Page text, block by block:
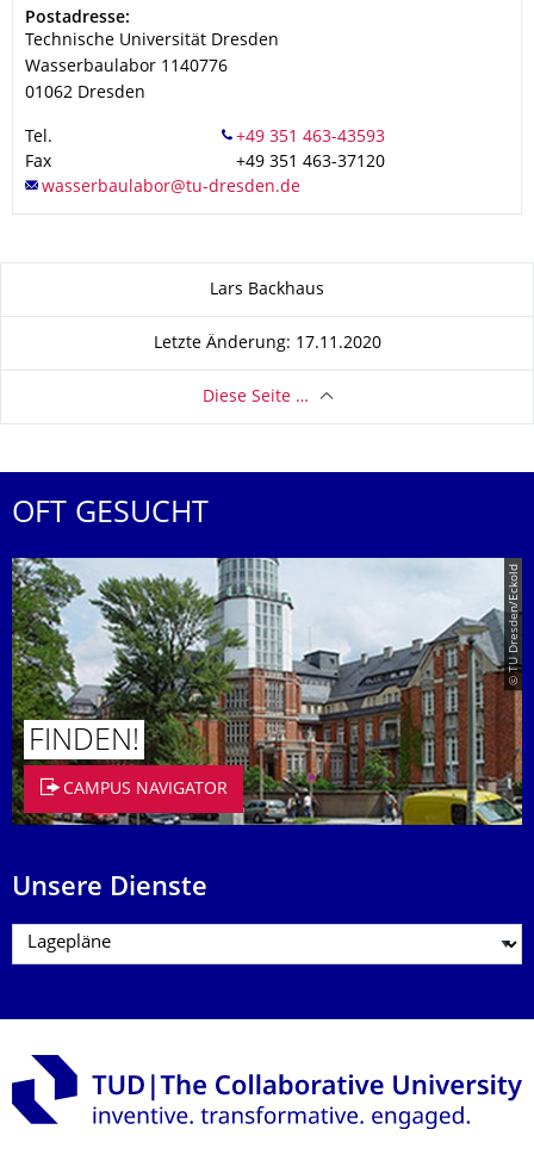
Adresse
Postadresse:
Technische Universität Dresden
Wasserbaulabor 1140776
01062 Dresden
Tel.
Fax
+49 351 463-37120
Lars Backhaus
Letzte Änderung: 17.11.2020
Diese Seite …
OFT GESUCHT
© TU Dresden/Eckold
FINDEN!
CAMPUS NAVIGATOR
Unsere Dienste